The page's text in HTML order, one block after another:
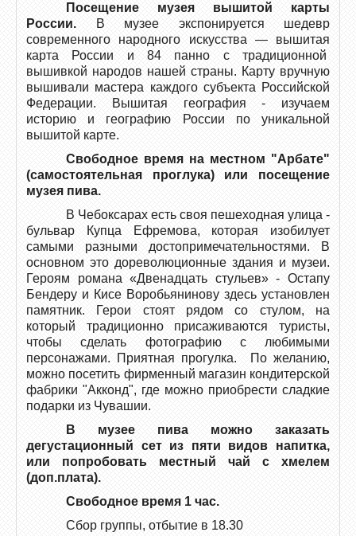
Посещение музея вышитой карты
России.
В музее экспонируется шедевр
современного народного искусства — вышитая
карта России и 84 панно с традиционной
вышивкой народов нашей страны. Карту вручную
вышивали мастера каждого субъекта Российской
Федерации. Вышитая география - изучаем
историю и географию России по уникальной
вышитой карте.
Свободное время на местном "Арбате"
(самостоятельная проглука) или посещение
музея пива.
В Чебоксарах есть своя пешеходная улица -
бульвар Купца Ефремова, которая изобилует
самыми разными достопримечательностями. В
основном это дореволюционные здания и музеи.
Героям романа «Двенадцать стульев» - Остапу
Бендеру и Кисе Воробьянинову здесь установлен
памятник. Герои стоят рядом со стулом, на
который традиционно присаживаются туристы,
чтобы сделать фотографию с любимыми
персонажами. Приятная прогулка. По желанию,
можно посетить фирменный магазин кондитерской
фабрики "Акконд", где можно приобрести сладкие
подарки из Чувашии.
В музее пива можно заказать
дегустационный сет из пяти видов напитка,
или попробовать местный чай с хмелем
(доп.плата).
Свободное время 1 час.
Сбор группы, отбытие в 18.30